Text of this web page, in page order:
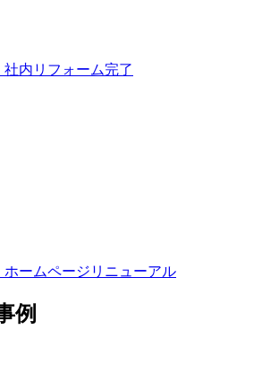
内リフォーム完了
ームページリニューアル
例